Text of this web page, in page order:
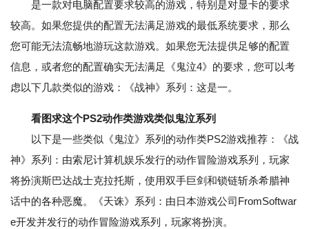
是一款对电脑配置要求较高的游戏，特别是对显卡的要求
较高。如果您提供的配置无法满足游戏的最低系统要求，那么
您可能无法流畅地游玩这款游戏。如果您无法提供足够的配置
信息，或者您的配置确实无法满足《鬼泣4》的要求，您可以考
虑以下几款类似的游戏：《战神》系列：这是一。
看图求这个PS2动作类游戏类似鬼泣系列
以下是一些类似《鬼泣》系列的动作类PS2游戏推荐：《战
神》系列：由索尼计算机娱乐发行的动作冒险游戏系列，玩家
将扮演斯巴达战士克拉托斯，使用双手巨剑和锁链斩杀希腊神
话中的各种恶魔。《天诛》系列：由日本游戏公司FromSoftwar
e开发并发行的动作冒险游戏系列，玩家将扮演。